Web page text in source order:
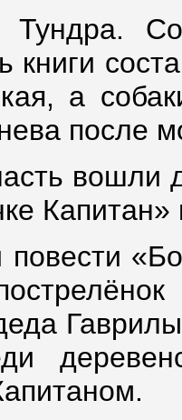
Тундра.
книги
а
после
вошли
повести